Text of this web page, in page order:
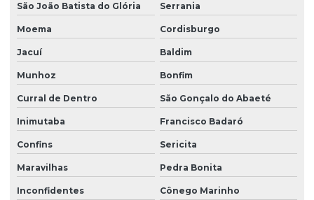
São João Batista do Glória Serrania
Moema Cordisburgo
Jacuí Baldim
Munhoz Bonfim
Curral de Dentro São Gonçalo do Abaeté
Inimutaba Francisco Badaró
Confins Sericita
Maravilhas Pedra Bonita
Inconfidentes Cônego Marinho